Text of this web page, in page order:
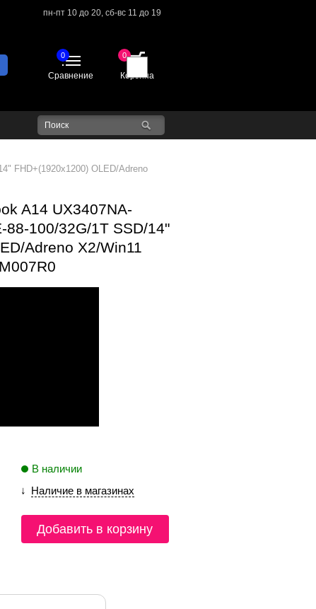
пн-пт 10 до 20, сб-вс 11 до 19
0
Корзина
0
Сравнение
FHD+(1920x1200) OLED/Adreno
A14 UX3407NA-
88-100/32G/1T SSD/14"
Adreno X2/Win11
В наличии
Наличие в магазинах
Добавить в корзину